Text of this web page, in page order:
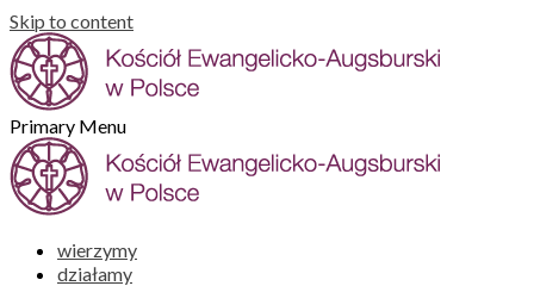
Skip to content
Primary Menu
wierzymy
działamy